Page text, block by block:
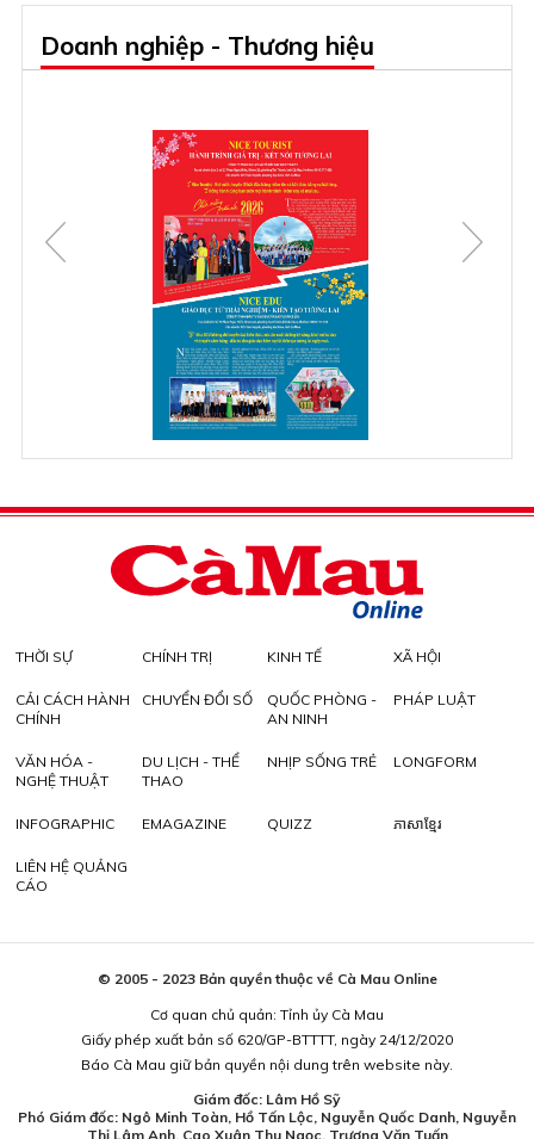
Doanh nghiệp - Thương hiệu
THỜI SỰ CHÍNH TRỊ KINH TẾ XÃ HỘI
CẢI CÁCH HÀNH
CHÍNH
CHUYỂN ĐỔI SỐ
QUỐC PHÒNG -
AN NINH
PHÁP LUẬT
VĂN HÓA -
NGHỆ THUẬT
DU LỊCH - THỂ
THAO
NHỊP SỐNG TRẺ LONGFORM
INFOGRAPHIC EMAGAZINE QUIZZ ភាសាខ្មែរ
LIÊN HỆ QUẢNG
CÁO
© 2005 - 2023 Bản quyền thuộc về Cà Mau Online
Cơ quan chủ quản: Tỉnh ủy Cà Mau
Giấy phép xuất bản số 620/GP-BTTTT, ngày 24/12/2020
Báo Cà Mau giữ bản quyền nội dung trên website này.
Giám đốc: Lâm Hồ Sỹ
Phó Giám đốc: Ngô Minh Toàn, Hồ Tấn Lộc, Nguyễn Quốc Danh, Nguyễn
Thị Lâm Anh, Cao Xuân Thu Ngọc, Trương Văn Tuấn